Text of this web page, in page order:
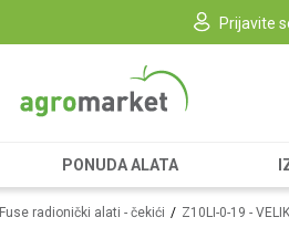
Prijavite
PONUDA ALATA
Fuse radionički alati - čekići Z10LI-0-19 -